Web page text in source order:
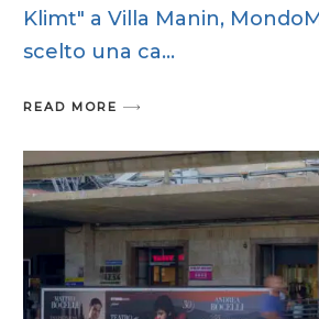
Klimt" a Villa Manin,
scelto una ca
READ MORE